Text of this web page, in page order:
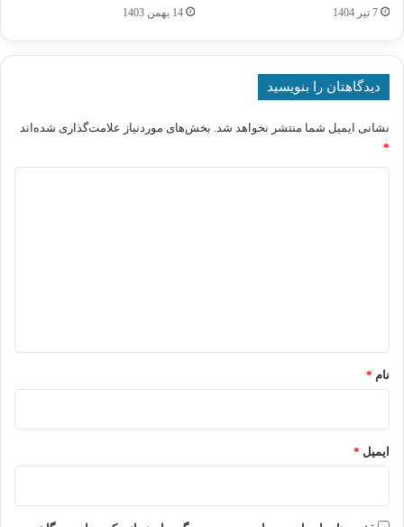
7 تیر 1404 14 بهمن 1403
دیدگاهتان را بنویسید
نشانی ایمیل شما منتشر نخواهد شد. بخش‌های موردنیاز علامت‌گذاری شده‌اند
*
نام *
ایمیل *